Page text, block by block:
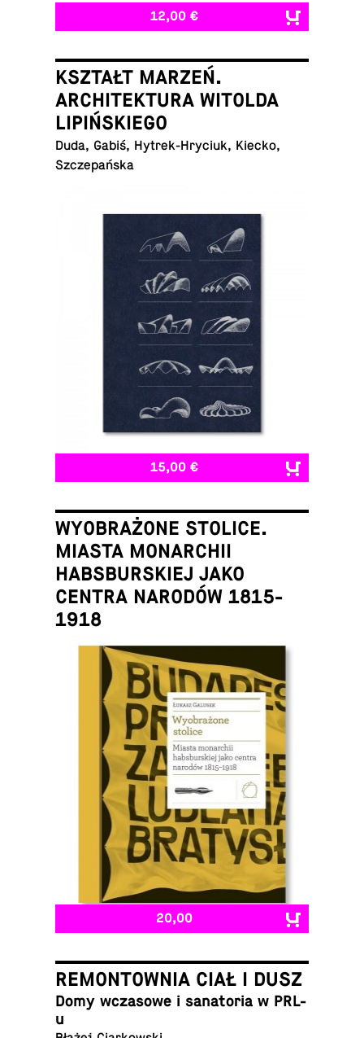
12,00 €
KSZTAŁT MARZEŃ.
ARCHITEKTURA WITOLDA
LIPIŃSKIEGO
Duda, Gabiś, Hytrek-Hryciuk, Kiecko,
Szczepańska
15,00 €
WYOBRAŻONE STOLICE.
MIASTA MONARCHII
HABSBURSKIEJ JAKO
CENTRA NARODÓW 1815-
1918
Łukasz Galusek
20,00
REMONTOWNIA CIAŁ I DUSZ
Domy wcza­sowe i sana­to­ria w PRL-
u